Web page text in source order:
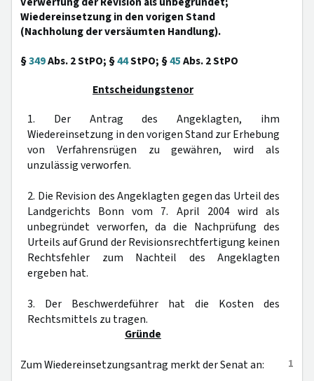
Wiedereinsetzung in den vorigen Stand
(Nachholung der versäumten Handlung).
§349Abs. 2 StPO; §44StPO; §45Abs. 2 StPO
Entscheidungstenor
1. Der Antrag des Angeklagten, ihm
Wiedereinsetzung in den vorigen Stand zur Erhebung
von Verfahrensrügen zu gewähren, wird als
unzulässig verworfen.
2. Die Revision des Angeklagten gegen das Urteil des
Landgerichts Bonn vom 7. April 2004 wird als
unbegründet verworfen, da die Nachprüfung des
Urteils auf Grund der Revisionsrechtfertigung keinen
Rechtsfehler zum Nachteil des Angeklagten
ergeben hat.
3. Der Beschwerdeführer hat die Kosten des
Rechtsmittels zu tragen.
Gründe
1
Zum Wiedereinsetzungsantrag merkt der Senat an: